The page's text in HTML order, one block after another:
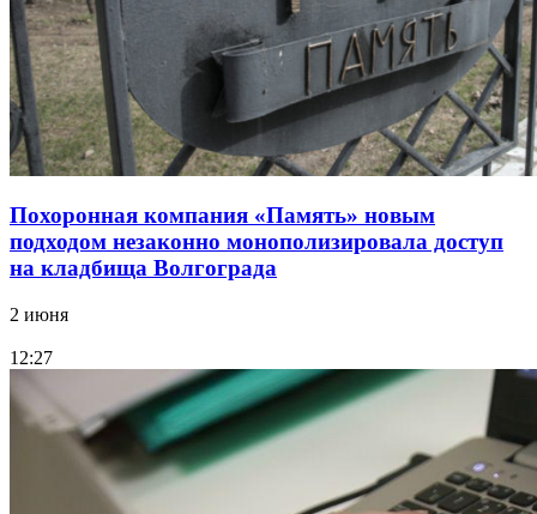
Похоронная компания «Память» новым
подходом незаконно монополизировала доступ
на кладбища Волгограда
2 июня
12:27